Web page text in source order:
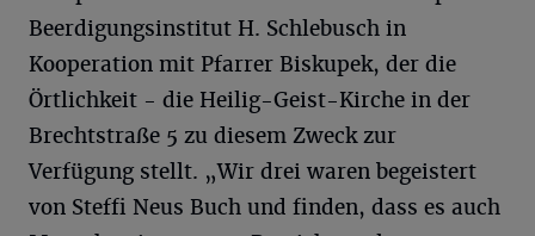
Beerdigungsinstitut H. Schlebusch in
Kooperation mit Pfarrer Biskupek, der die
Örtlichkeit - die Heilig-Geist-Kirche in der
Brechtstraße 5 zu diesem Zweck zur
Verfügung stellt. „Wir drei waren begeistert
von Steffi Neus Buch und finden, dass es auch